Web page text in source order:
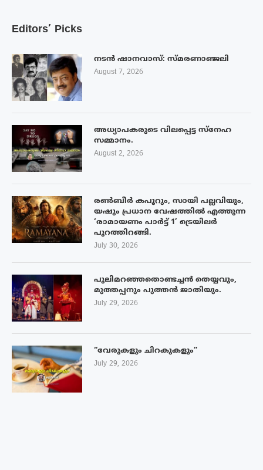
Editors’ Picks
നടൻ ഷാനവാസ്: സ്മരണാഞ്ജലി
August 7, 2026
അധ്യാപകരുടെ വിലപ്പെട്ട സ്നേഹ
സമ്മാനം.
August 2, 2026
രൺബീർ കപൂറും, സായി പല്ലവിയും,
യഷും പ്രധാന വേഷത്തിൽ എത്തുന്ന
‘രാമായണം പാർട്ട് 1’ ട്രെയിലർ
പുറത്തിറങ്ങി.
July 30, 2026
പുലിമറഞ്ഞതൊണ്ടച്ചൻ തെയ്യവും,
മുത്തപ്പനും പുത്തൻ ജാതിയും.
July 29, 2026
“വേരുകളും ചിറകുകളും”
July 29, 2026